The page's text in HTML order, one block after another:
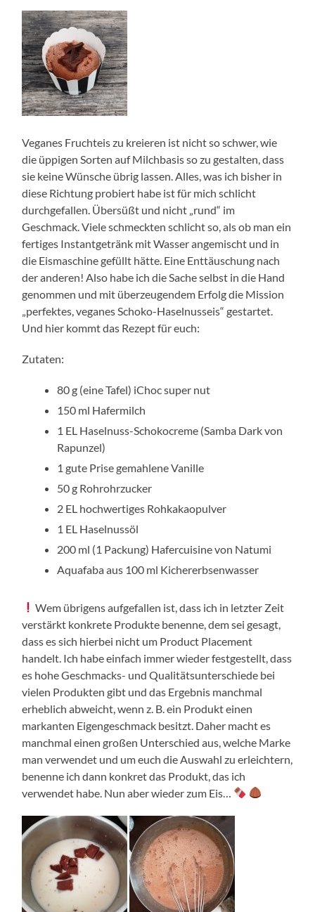
Veganes Fruchteis zu kreieren ist nicht so schwer, wie
die üppigen Sorten auf Milchbasis so zu gestalten, dass
sie keine Wünsche übrig lassen. Alles, was ich bisher in
diese Richtung probiert habe ist für mich schlicht
durchgefallen. Übersüßt und nicht „rund“ im
Geschmack. Viele schmeckten schlicht so, als ob man ein
fertiges Instantgetränk mit Wasser angemischt und in
die Eismaschine gefüllt hätte. Eine Enttäuschung nach
der anderen! Also habe ich die Sache selbst in die Hand
genommen und mit überzeugendem Erfolg die Mission
„perfektes, veganes Schoko-Haselnusseis“ gestartet.
Und hier kommt das Rezept für euch:
Zutaten:
80 g (eine Tafel) iChoc super nut
150 ml Hafermilch
1 EL Haselnuss-Schokocreme (Samba Dark von
Rapunzel)
1 gute Prise gemahlene Vanille
50 g Rohrohrzucker
2 EL hochwertiges Rohkakaopulver
1 EL Haselnussöl
200 ml (1 Packung) Hafercuisine von Natumi
Aquafaba aus 100 ml Kichererbsenwasser
Wem übrigens aufgefallen ist, dass ich in letzter Zeit
verstärkt konkrete Produkte benenne, dem sei gesagt,
dass es sich hierbei nicht um Product Placement
handelt. Ich habe einfach immer wieder festgestellt, dass
es hohe Geschmacks- und Qualitätsunterschiede bei
vielen Produkten gibt und das Ergebnis manchmal
erheblich abweicht, wenn z. B. ein Produkt einen
markanten Eigengeschmack besitzt. Daher macht es
manchmal einen großen Unterschied aus, welche Marke
man verwendet und um euch die Auswahl zu erleichtern,
benenne ich dann konkret das Produkt, das ich
verwendet habe. Nun aber wieder zum Eis…